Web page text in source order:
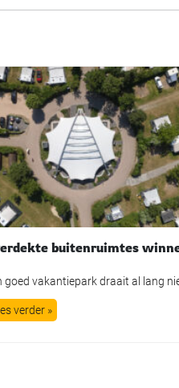
verder »